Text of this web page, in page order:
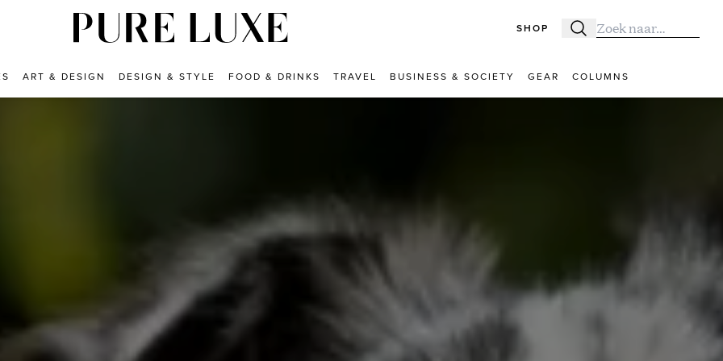
SHOP Zoeken
Zoek naar:
ART & DESIGN DESIGN & STYLE FOOD & DRINKS TRAVEL BUSINESS & SOCIETY GEAR COLUMNS